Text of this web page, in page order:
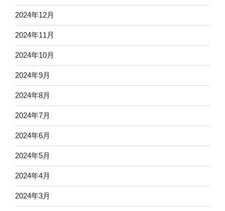
2024年12月
2024年11月
2024年10月
2024年9月
2024年8月
2024年7月
2024年6月
2024年5月
2024年4月
2024年3月